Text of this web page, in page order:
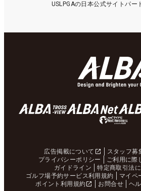
USLPGAの日本公式サイトパー
広告掲載について スタッフ募
プライバシーポリシー
ご利用に際
ガイドライン
特定商取引法
ゴルフ場予約サービス利用規約
マイペ
ポイント利用規約
お問合せ ヘ